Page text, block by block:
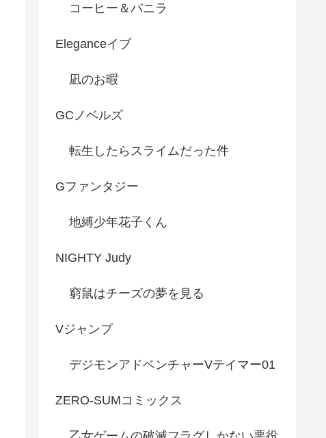
コーヒー＆バニラ
Eleganceイブ
凪のお暇
GCノベルズ
転生したらスライムだった件
Gファンタジー
地縛少年花子くん
NIGHTY Judy
窮鼠はチーズの夢を見る
Vジャンプ
デジモンアドベンチャーVテイマー01
ZERO-SUMコミックス